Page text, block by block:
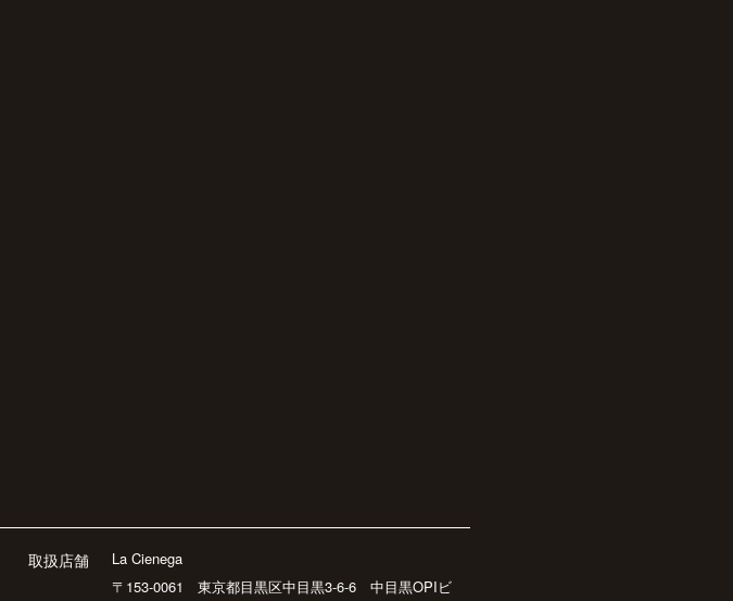
取扱店舗
La Cienega
〒153-0061 東京都目黒区中目黒3-6-6 中目黒OPIビ